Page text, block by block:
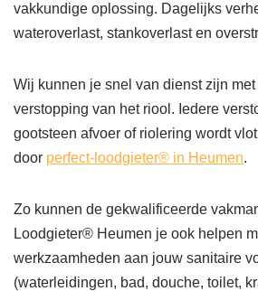
vakkundige oplossing. Dagelijks
wateroverlast, stankoverlast en
Wij kunnen je snel van dienst zijn
verstopping van het riool. Iedere
gootsteen afvoer of riolering wordt
door perfect-loodgieter® in Heumen.
Zo kunnen de gekwalificeerde
Loodgieter® Heumen je ook helpen
werkzaamheden aan jouw sanitaire
(waterleidingen, bad, douche, toilet,